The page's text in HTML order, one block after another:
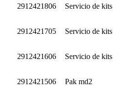
2912421806 Servicio de kits
2912421705 Servicio de kits
2912421606 Servicio de kits
2912421506 Pak md2